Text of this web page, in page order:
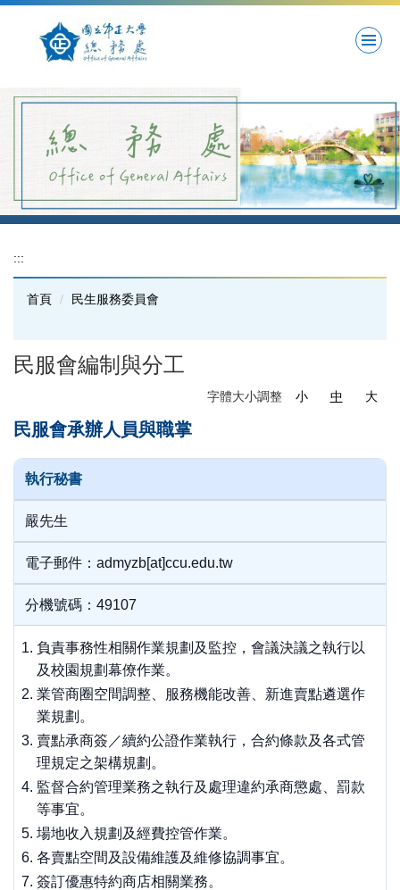
:::
首頁 民生服務委員會
民服會編制與分工
字體大小調整 小 中 大
民服會承辦人員與職掌
執行秘書
嚴先生
電子郵件：admyzb[at]ccu.edu.tw
分機號碼：49107
負責事務性相關作業規劃及監控，會議決議之執行以
及校園規劃幕僚作業。
業管商圈空間調整、服務機能改善、新進賣點遴選作
業規劃。
賣點承商簽／續約公證作業執行，合約條款及各式管
理規定之架構規劃。
監督合約管理業務之執行及處理違約承商懲處、罰款
等事宜。
場地收入規劃及經費控管作業。
各賣點空間及設備維護及維修協調事宜。
簽訂優惠特約商店相關業務。